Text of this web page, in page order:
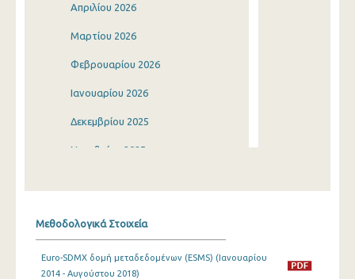
Απριλίου 2026
Μαρτίου 2026
Φεβρουαρίου 2026
Ιανουαρίου 2026
Δεκεμβρίου 2025
Νοεμβρίου 2025
Ιουλίου 2025
Μεθοδολογικά Στοιχεία
Euro-SDMX δομή μεταδεδομένων (ESMS) (Ιανουαρίου
2014 - Αυγούστου 2018)